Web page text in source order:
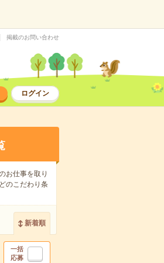
掲載のお問い合わせ
ログイン
お仕事を取り
のこだわり条
新着順
一括
応募